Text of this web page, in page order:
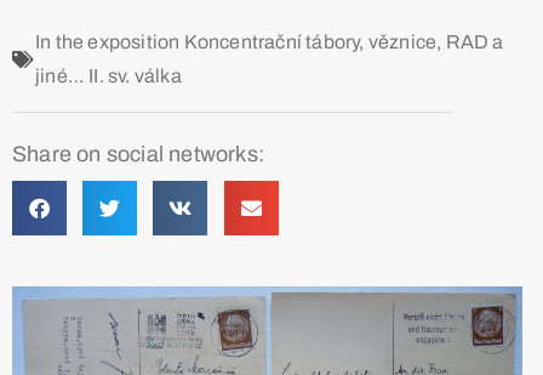
In the exposition Koncentrační tábory, věznice, RAD a
jiné… II. sv. válka
Share on social networks: